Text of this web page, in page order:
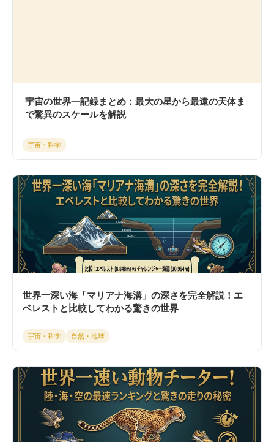
宇宙の世界一記録まとめ：最大の星から最遠の天体ま
で驚異のスケールを解説
宇宙・科学
世界一深い海「マリアナ海溝」の深さを完全解説！エ
ベレストと比較してわかる驚きの世界
宇宙・科学 自然・地球